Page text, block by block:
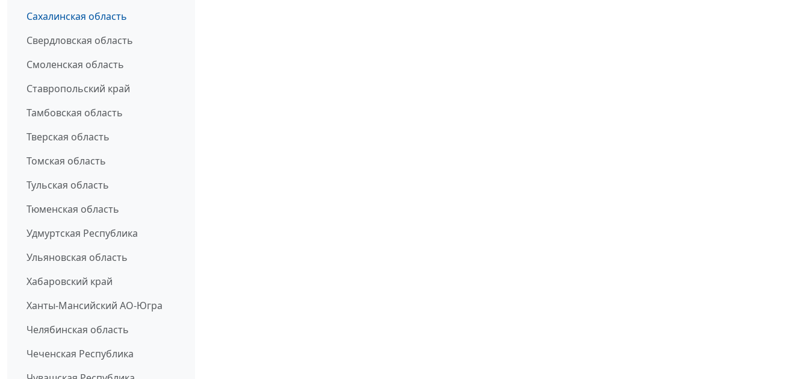
Сахалинская область
Свердловская область
Смоленская область
Ставропольский край
Тамбовская область
Тверская область
Томская область
Тульская область
Тюменская область
Удмуртская Республика
Ульяновская область
Хабаровский край
Ханты-Мансийский АО-Югра
Челябинская область
Чеченская Республика